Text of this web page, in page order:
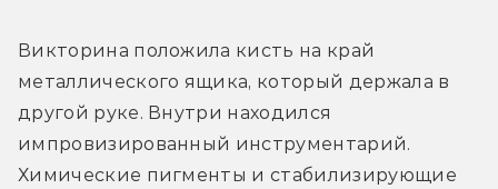
Викторина положила кисть на край
металлического ящика, который держала в
другой руке. Внутри находился
импровизированный инструментарий.
Химические пигменты и стабилизирующие